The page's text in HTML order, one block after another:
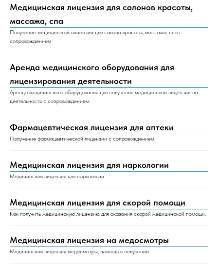
Медицинская лицензия для салонов красоты,
массажа, спа
Получение медицинской лицензии для салона красоты, массажа, спа с
сопровождением
Аренда медицинского оборудования для
лицензирования деятельности
Аренда медицинского оборудования для получения медицинской лицензии на
деятельность с сопровождением.
Фармацевтическая лицензия для аптеки
Получение фармацевтической лицензии с сопровождением.
Медицинская лицензия для наркологии
Медицинская лицензия для наркологии
Медицинская лицензия для скорой помощи
Как получить медицинскую лицензию для оказания скорой медицинской помощи.
Медицинская лицензия на медосмотры
Медицинская лицензия медосмотры, помощь в получении